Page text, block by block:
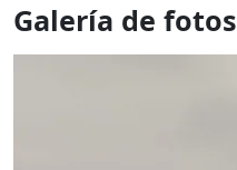
Galería de fotos